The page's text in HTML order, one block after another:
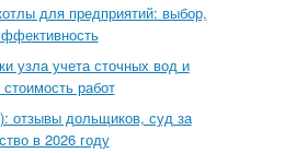
для предприятий: выбор,
узла учета сточных вод и
работ
дольщиков, суд за
в 2026 году